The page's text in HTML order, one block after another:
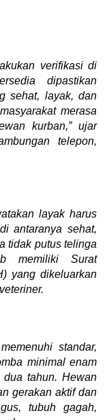
verifikasi di
dipastikan
sehat, layak, dan
merasa
kurban,” ujar
telepon,
layak harus
antaranya sehat,
tidak putus telinga
memiliki Surat
yang dikeluarkan
standar,
minimal enam
tahun. Hewan
gerakan aktif dan
tubuh gagah,